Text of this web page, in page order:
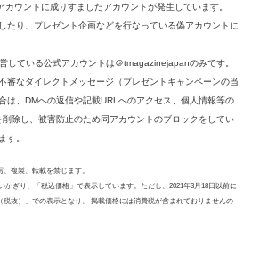
ウントに成りすましたアカウントが発生しています。
たり、プレゼント企画などを行なっている偽アカウントに
している公式アカウントは＠tmagazinejapanのみです。
審なダイレクトメッセージ（プレゼントキャンペーンの当
は、DMへの返信や記載URLへのアクセス、個人情報等の
除し、被害防止のため同アカウントのブロックをしてい
す。
複製、転載を禁じます。
ぎり、「税込価格」で表示しています。ただし、2021年3月18日以前に
抜）」での表示となり、 掲載価格には消費税が含まれておりませんの